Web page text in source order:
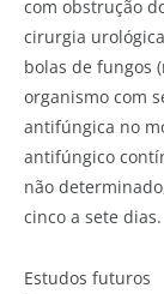
com obstrução
cirurgia
bolas de fungos
organismo com
antifúngica no
antifúngico
não
cinco a sete dias.
Estudos futuros